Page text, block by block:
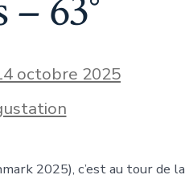
octobre 2025
2025), c’est au tour de la